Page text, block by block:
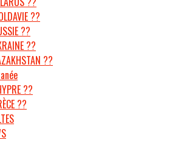
??
??
??
??
??
??